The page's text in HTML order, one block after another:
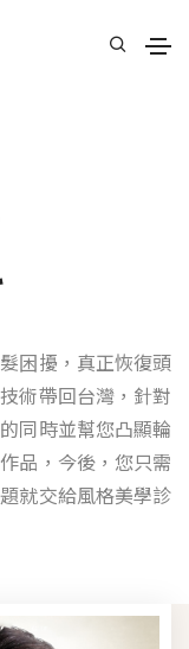
困擾，真正恢復頭
術帶回台灣，針對
同時並幫您凸顯輪
品，今後，您只需
就交給風格美學診